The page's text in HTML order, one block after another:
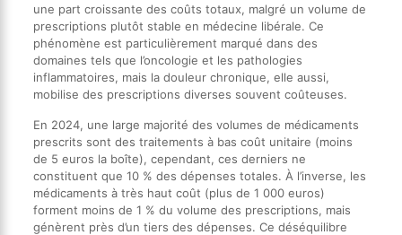
une part croissante des coûts totaux, malgré un volume de
prescriptions plutôt stable en médecine libérale. Ce
phénomène est particulièrement marqué dans des
domaines tels que l’oncologie et les pathologies
inflammatoires, mais la douleur chronique, elle aussi,
mobilise des prescriptions diverses souvent coûteuses.
En 2024, une large majorité des volumes de médicaments
prescrits sont des traitements à bas coût unitaire (moins
de 5 euros la boîte), cependant, ces derniers ne
constituent que 10 % des dépenses totales. À l’inverse, les
médicaments à très haut coût (plus de 1 000 euros)
forment moins de 1 % du volume des prescriptions, mais
génèrent près d’un tiers des dépenses. Ce déséquilibre